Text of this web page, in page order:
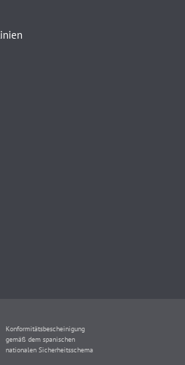
Konformitätsbescheinigung
gemäß dem spanischen
nationalen Sicherheitsschema